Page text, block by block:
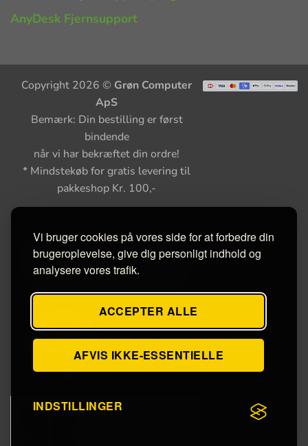
Vi bruger cookies på vores side for at forbedre din
brugeroplevelse, give dig personligt indhold og
analysere vores trafik.
ACCEPTER ALLE
AFVIS IKKE-ESSENTIELLE
INDSTILLINGER
AnyDesk Fjernsupport
Copyright 2026 © Grøn Computer
ApS
Bemærk: Din bestilling er først
bindende
når vi har bekræftet din ordre!
* Mindstekøb for gratis levering til
pakkeshop Kr. 100,-